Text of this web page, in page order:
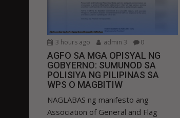
3 hours ago admin 3 0
AGFO SA MGA OPISYAL NG
GOBYERNO: SUMUNOD SA
POLISIYA NG PILIPINAS SA
WPS O MAGBITIW
NAGLABAS ng manifesto ang
Association of General and Flag